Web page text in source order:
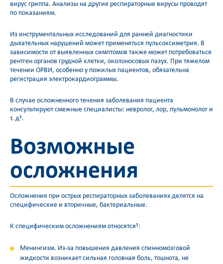
вирус гриппа. Анализы на другие респираторные вирусы проводят
по показаниям.
Из инструментальных исследований для ранней диагностики
дыхательных нарушений может применяться пульсоксиметрия. В
зависимости от выявленных симптомов также может потребоваться
рентген органов грудной клетки, околоносовых пазух. При тяжелом
течении ОРВИ, особенно у пожилых пациентов, обязательна
регистрация электрокардиограммы.
В случае осложненного течения заболевания пациента
консультируют смежные специалисты: невролог, лор, пульмонолог и
т. д3 .
Возможные
осложнения
Осложнения при острых респираторных заболеваниях делятся на
специфические и вторичные, бактериальные.
К специфическим осложнениям относятся3 :
Менингизм. Из-за повышения давления спинномозговой
жидкости возникает сильная головная боль, тошнота, не